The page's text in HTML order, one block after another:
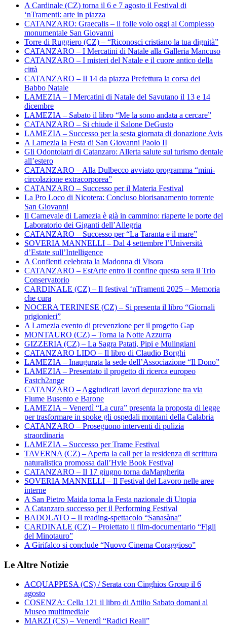
A Cardinale (CZ) torna il 6 e 7 agosto il Festival di
‘nTramenti: arte in piazza
CATANZARO: Graecalis – il folle volo oggi al Complesso
monumentale San Giovanni
Torre di Ruggiero (CZ) – “Riconosci cristiano la tua dignità”
CATANZARO – I Mercatini di Natale alla Galleria Mancuso
CATANZARO – I misteri del Natale e il cuore antico della
città
CATANZARO – Il 14 da piazza Prefettura la corsa dei
Babbo Natale
LAMEZIA – I Mercatini di Natale del Savutano il 13 e 14
dicembre
LAMEZIA – Sabato il libro “Me la sono andata a cercare”
CATANZARO – Si chiude il Salone DeGusto
LAMEZIA – Successo per la sesta giornata di donazione Avis
A Lamezia la Festa di San Giovanni Paolo II
Gli Odontoiatri di Catanzaro: Allerta salute sul turismo dentale
all’estero
CATANZARO – Alla Dulbecco avviato programma “mini-
circolazione extracorporea”
CATANZARO – Successo per il Materia Festival
La Pro Loco di Nicotera: Concluso biorisanamento torrente
San Giovanni
Il Carnevale di Lamezia è già in cammino: riaperte le porte del
Laboratorio dei Giganti dell’Allegria
CATANZARO – Successo per “La Taranta e il mare”
SOVERIA MANNELLI – Dal 4 settembre l’Università
d’Estate sull’Intelligence
A Conflenti celebrata la Madonna di Visora
CATANZARO – EstArte entro il confine questa sera il Trio
Conservatorio
CARDINALE (CZ) – Il festival ‘nTramenti 2025 – Memoria
che cura
NOCERA TERINESE (CZ) – Si presenta il libro “Giornali
prigionieri”
A Lamezia evento di prevenzione per il progetto Gap
MONTAURO (CZ) – Torna la Notte Azzurra
GIZZERIA (CZ) – La Sagra Patati, Pipi e Mulingiani
CATANZARO LIDO – Il libro di Claudio Borghi
LAMEZIA – Inaugurata la sede dell’Associazione “Il Dono”
LAMEZIA – Presentato il progetto di ricerca europeo
Fastch2ange
CATANZARO – Aggiudicati lavori depurazione tra via
Fiume Busento e Barone
LAMEZIA – Venerdì “La cura” presenta la proposta di legge
per trasformare in spoke gli ospedali montani della Calabria
CATANZARO – Proseguono interventi di pulizia
straordinaria
LAMEZIA – Successo per Trame Festival
TAVERNA (CZ) – Aperta la call per la residenza di scrittura
naturalistica promossa dall’Hyle Book Festival
CATANZARO – Il 17 giugno torna daMargherita
SOVERIA MANNELLI – Il Festival del Lavoro nelle aree
interne
A San Pietro Maida torna la Festa nazionale di Utopia
A Catanzaro successo per il Performing Festival
BADOLATO – Il reading-spettacolo “Sanasàna”
CARDINALE (CZ) – Proiettato il film-documentario “Figli
del Minotauro”
A Girifalco si conclude “Nuovo Cinema Coraggioso”
Le Altre Notizie
ACQUAPPESA (CS) / Serata con Cinghios Group il 6
agosto
COSENZA: Cella 121 il libro di Attilio Sabato domani al
Museo multimediale
MARZI (CS) – Venerdì “Radici Reali”